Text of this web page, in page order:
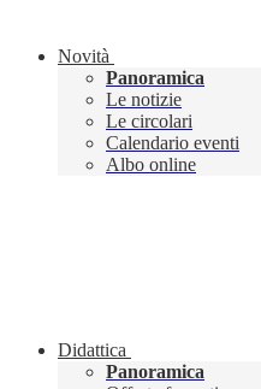
Novità
Panoramica
Le notizie
Le circolari
Calendario eventi
Albo online
Didattica
Panoramica